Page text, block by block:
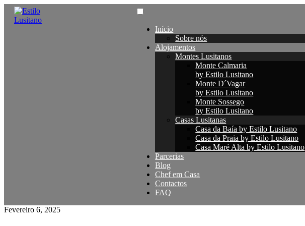
Início
Sobre nós
Alojamentos
Montes Lusitanos
Monte Calmaria
by Estilo Lusitano
Monte D´Vagar
by Estilo Lusitano
Monte Sossego
by Estilo Lusitano
Casas Lusitanas
Casa da Baía by Estilo Lusitano
Casa da Praia by Estilo Lusitano
Casa Maré Alta by Estilo Lusitano
Parcerias
Blog
Chef em Casa
Contactos
FAQ
Fevereiro 6, 2025